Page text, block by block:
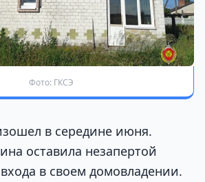
Фото: ГКСЭ
в середине июня.
оставила незапертой
в своем домовладении.